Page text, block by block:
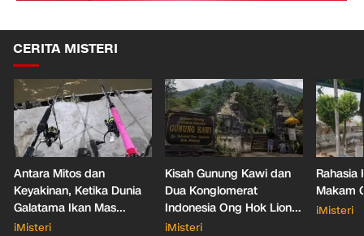
CERITA MISTERI
Antara Mitos dan
Keyakinan, Ketika Dunia
Galatama Ikan Mas
Bersentuhan dengan Hal
iMisteri
Kisah Gunung Kawi dan
Dua Konglomerat
Indonesia Ong Hok Liong
hingga Liem Sioe Liong
iMisteri
Rahasia
Makam
iMisteri